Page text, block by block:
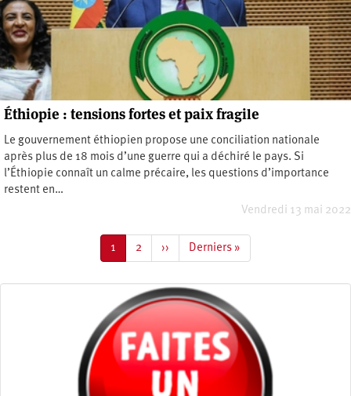
Éthiopie : tensions fortes et paix fragile
Le gouvernement éthiopien propose une conciliation nationale
après plus de 18 mois d’une guerre qui a déchiré le pays. Si
l’Éthiopie connaît un calme précaire, les questions d’importance
restent en…
Vendredi 13 mai 2022
Page
courante
1 Page
2
Page
suivante
››
Dernière
page
Derniers »